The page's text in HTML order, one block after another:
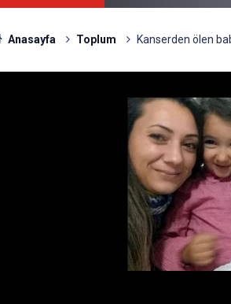
Anasayfa Toplum Kanserden ölen